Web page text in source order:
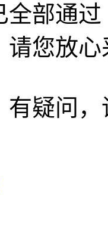
全部通
请您放心
有疑问